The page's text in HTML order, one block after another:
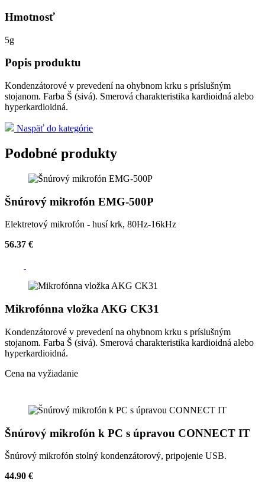
Hmotnosť
5g
Popis produktu
Kondenzátorové v prevedení na ohybnom krku s príslušným
stojanom. Farba Š (sivá). Smerová charakteristika kardioidná alebo
hyperkardioidná.
Naspäť do kategórie
Podobné produkty
Šnúrový mikrofón EMG-500P
Elektretový mikrofón - husí krk, 80Hz-16kHz
56.37 €
Mikrofónna vložka AKG CK31
Kondenzátorové v prevedení na ohybnom krku s príslušným
stojanom. Farba Š (sivá). Smerová charakteristika kardioidná alebo
hyperkardioidná.
Cena na vyžiadanie
Šnúrový mikrofón k PC s úpravou CONNECT IT
Šnúrový mikrofón stolný kondenzátorový, pripojenie USB.
44.90 €